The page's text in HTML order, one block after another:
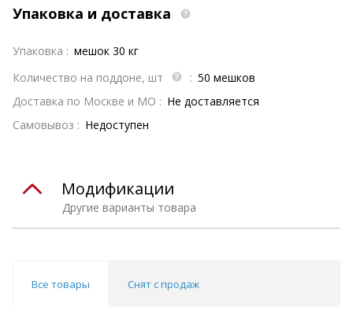
Упаковка и доставка
Упаковка : мешок 30 кг
Количество на поддоне, шт
: 50 мешков
Доставка по Москве и МО : Не доставляется
Самовывоз : Недоступен
Другие варианты товара
Модификации
Все товары Снят с продаж